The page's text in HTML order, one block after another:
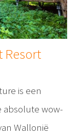
Resort
is een
absolute wow-
Wallonië